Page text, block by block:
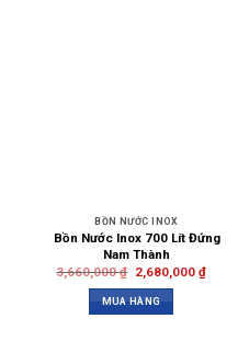
BỒN NƯỚC INOX
Bồn Nước Inox 700 Lít Đứng
Nam Thành
3,660,000₫ 2,680,000 ₫
MUA HÀNG